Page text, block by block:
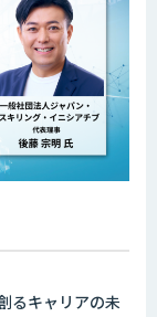
るキャリアの未